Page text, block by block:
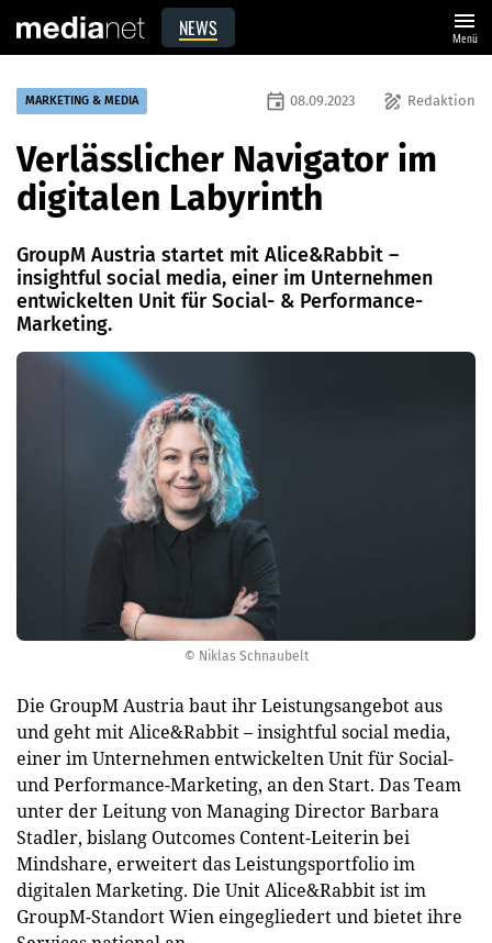
NEWS menu
Menü
© Niklas Schnaubelt
MARKETING & MEDIA draw Redaktion
event 08.09.2023
Verlässlicher Navigator im
digitalen Labyrinth
GroupM Austria startet mit Alice&Rabbit –
insightful social media, einer im Unternehmen
entwickelten Unit für Social- & Performance-
Marketing.
Die GroupM Austria baut ihr Leistungsangebot aus
und geht mit Alice&Rabbit – insightful social media,
einer im Unternehmen entwickelten Unit für Social-
und Performance-Marketing, an den Start. Das Team
unter der Leitung von Managing Director Barbara
Stadler, bislang Outcomes Content-Leiterin bei
Mindshare, erweitert das Leistungsportfolio im
digitalen Marketing. Die Unit Alice&Rabbit ist im
GroupM-Standort Wien eingegliedert und bietet ihre